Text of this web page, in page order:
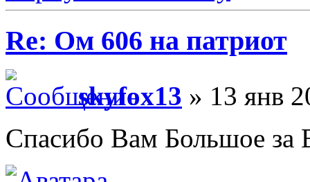
Re: Ом 606 на патриот
skyfox13 » 13 янв
Спасибо Вам Большое за